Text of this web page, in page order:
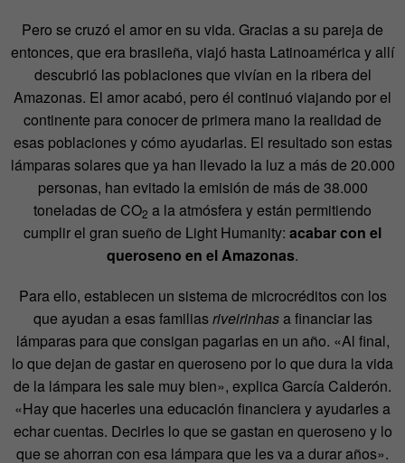
Pero se cruzó el amor en su vida. Gracias a su pareja de
entonces, que era brasileña, viajó hasta Latinoamérica y allí
descubrió las poblaciones que vivían en la ribera del
Amazonas. El amor acabó, pero él continuó viajando por el
continente para conocer de primera mano la realidad de
esas poblaciones y cómo ayudarlas. El resultado son estas
lámparas solares que ya han llevado la luz a más de 20.000
personas, han evitado la emisión de más de 38.000
toneladas de CO2 a la atmósfera y están permitiendo
cumplir el gran sueño de Light Humanity: acabar con el
queroseno en el Amazonas.
Para ello, establecen un sistema de microcréditos con los
que ayudan a esas familiasriveirinhasa financiar las
lámparas para que consigan pagarlas en un año. «Al final,
lo que dejan de gastar en queroseno por lo que dura la vida
de la lámpara les sale muy bien», explica García Calderón.
«Hay que hacerles una educación financiera y ayudarles a
echar cuentas. Decirles lo que se gastan en queroseno y lo
que se ahorran con esa lámpara que les va a durar años».